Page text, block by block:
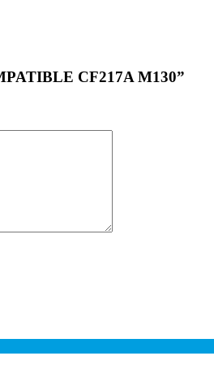
CF217A M130”